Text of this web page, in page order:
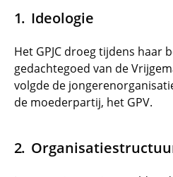
Ideologie
Het GPJC droeg tijdens haar
gedachtegoed van de
volgde de
de moederpartij, het GPV.